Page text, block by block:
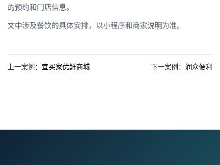
的预约和门店信息。
文中涉及餐饮的具体安排，以小程序和商家说明为准。
上一案例： 宜买家优鲜商城 下一案例： 润众便利